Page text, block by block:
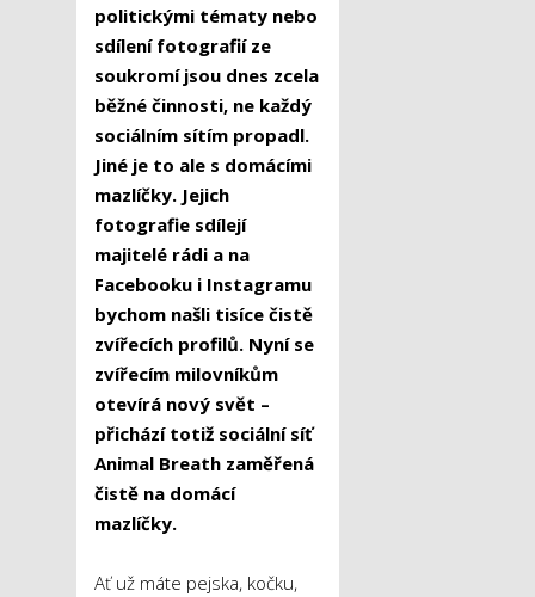
politickými tématy nebo
sdílení fotografií ze
soukromí jsou dnes zcela
běžné činnosti, ne každý
sociálním sítím propadl.
Jiné je to ale s domácími
mazlíčky. Jejich
fotografie sdílejí
majitelé rádi a na
Facebooku i Instagramu
bychom našli tisíce čistě
zvířecích profilů. Nyní se
zvířecím milovníkům
otevírá nový svět –
přichází totiž sociální síť
Animal Breath zaměřená
čistě na domácí
mazlíčky.
Ať už máte pejska, kočku,